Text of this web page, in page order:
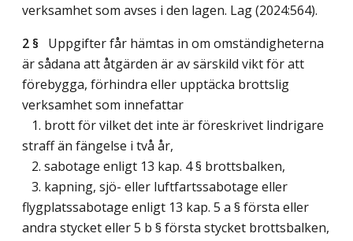
verksamhet som avses i den lagen. Lag (2024:564).
2 § Uppgifter får hämtas in om omständigheterna
är sådana att åtgärden är av särskild vikt för att
förebygga, förhindra eller upptäcka brottslig
verksamhet som innefattar
1. brott för vilket det inte är föreskrivet lindrigare
straff än fängelse i två år,
2. sabotage enligt 13 kap. 4 § brottsbalken,
3. kapning, sjö- eller luftfartssabotage eller
flygplatssabotage enligt 13 kap. 5 a § första eller
andra stycket eller 5 b § första stycket brottsbalken,